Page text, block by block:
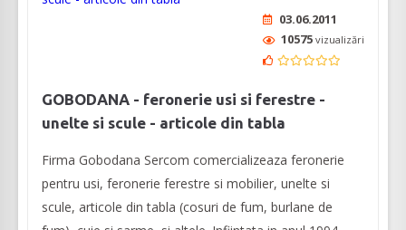
03.06.2011
10575 vizualizări
GOBODANA - feronerie usi si ferestre -
unelte si scule - articole din tabla
Firma Gobodana Sercom comercializeaza feronerie
pentru usi, feronerie ferestre si mobilier, unelte si
scule, articole din tabla (cosuri de fum, burlane de